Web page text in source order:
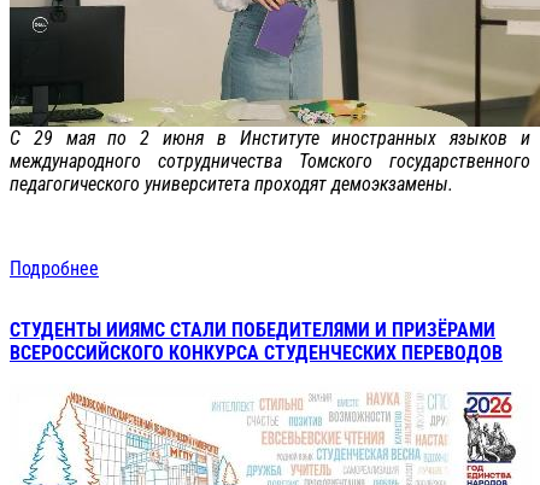
С 29 мая по 2 июня в Институте иностранных языков и
международного сотрудничества Томского государственного
педагогического университета проходят демоэкзамены.
Подробнее
СТУДЕНТЫ ИИЯМС СТАЛИ ПОБЕДИТЕЛЯМИ И ПРИЗЁРАМИ
ВСЕРОССИЙСКОГО КОНКУРСА СТУДЕНЧЕСКИХ ПЕРЕВОДОВ